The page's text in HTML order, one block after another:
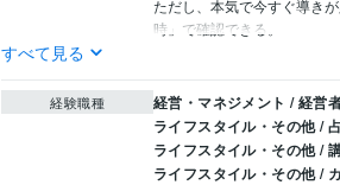
ただし、本気で今すぐ導き
すべて見る
経験職種 経営・マネジメント / 経営
ライフスタイル・その他 /
ライフスタイル・その他 /
ライフスタイル・その他 /